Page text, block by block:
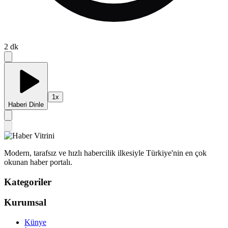
2 dk
Haberi Dinle
1 x
Modern, tarafsız ve hızlı habercilik ilkesiyle Türkiye'nin en çok
okunan haber portalı.
Kategoriler
Kurumsal
Künye